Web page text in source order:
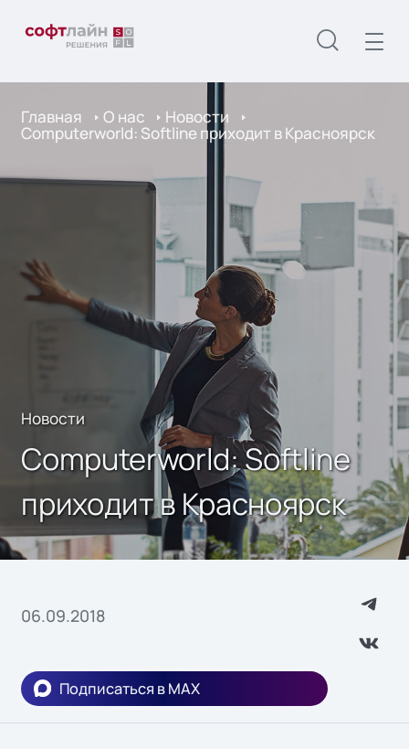
Главная О нас Новости
Computerworld: Softline приходит в Красноярск
Новости
Computerworld: Softline
приходит в Красноярск
06.09.2018
Подписаться в MAX